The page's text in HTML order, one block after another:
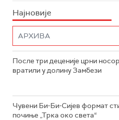
Најновије
После три деценије црни
вратили у долину Замбези
Чувени Би-Би-Сијев формат
почиње „Трка око света“